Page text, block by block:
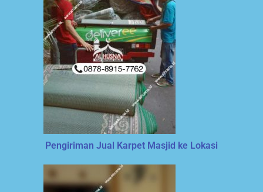
Pengiriman Jual Karpet Masjid ke Lokasi